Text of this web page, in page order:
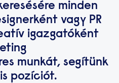
minden
vagy PR
igazgatóként
munkát, segítünk
pozíciót.